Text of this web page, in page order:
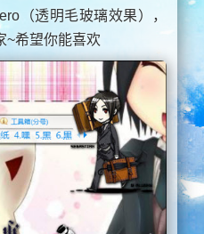
（透明毛玻璃效果），
~希望你能喜欢